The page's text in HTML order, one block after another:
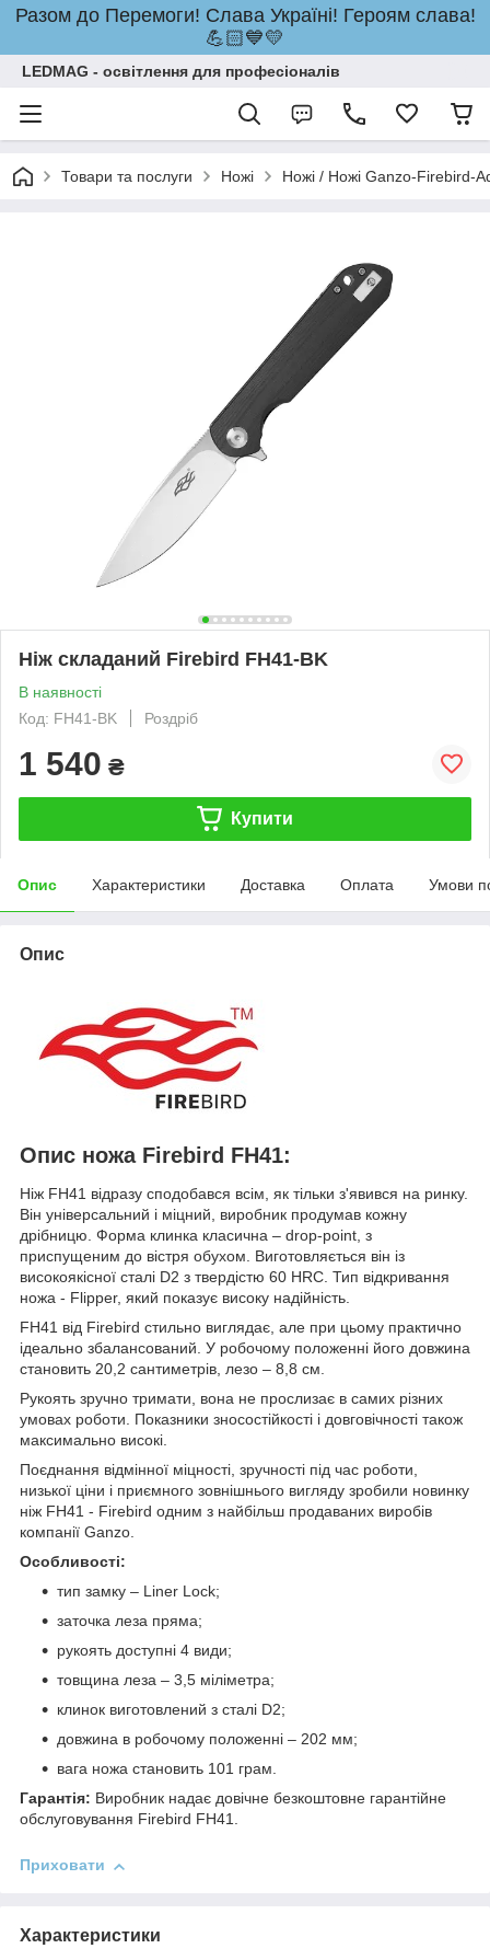
Разом до Перемоги! Слава Україні! Героям слава!
💪🏻💙💛
LEDMAG - освітлення для професіоналів
Товари та послуги Ножі Ножі / Ножі Ganzo-Firebird-
Ніж складаний Firebird FH41-BK
В наявності
Код: FH41-BK
Роздріб
1 540 ₴
Купити
Опис Характеристики Доставка Оплата Умови
Опис
Опис ножа Firebird FH41:
Ніж FH41 відразу сподобався всім, як тільки з'явився на ринку.
Він універсальний і міцний, виробник продумав кожну
дрібницю. Форма клинка класична – drop-point, з
приспущеним до вістря обухом. Виготовляється він із
високоякісної сталі D2 з твердістю 60 HRC. Тип відкривання
ножа - Flipper, який показує високу надійність.
FH41 від Firebird стильно виглядає, але при цьому практично
ідеально збалансований. У робочому положенні його довжина
становить 20,2 сантиметрів, лезо – 8,8 см.
Рукоять зручно тримати, вона не прослизає в самих різних
умовах роботи. Показники зносостійкості і довговічності також
максимально високі.
Поєднання відмінної міцності, зручності під час роботи,
низької ціни і приємного зовнішнього вигляду зробили новинку
ніж FH41 - Firebird одним з найбільш продаваних виробів
компанії Ganzo.
Особливості:
тип замку – Liner Lock;
заточка леза пряма;
рукоять доступні 4 види;
товщина леза – 3,5 міліметра;
клинок виготовлений з сталі D2;
довжина в робочому положенні – 202 мм;
вага ножа становить 101 грам.
Гарантія: Виробник надає довічне безкоштовне гарантійне
обслуговування Firebird FH41.
Приховати
Характеристики